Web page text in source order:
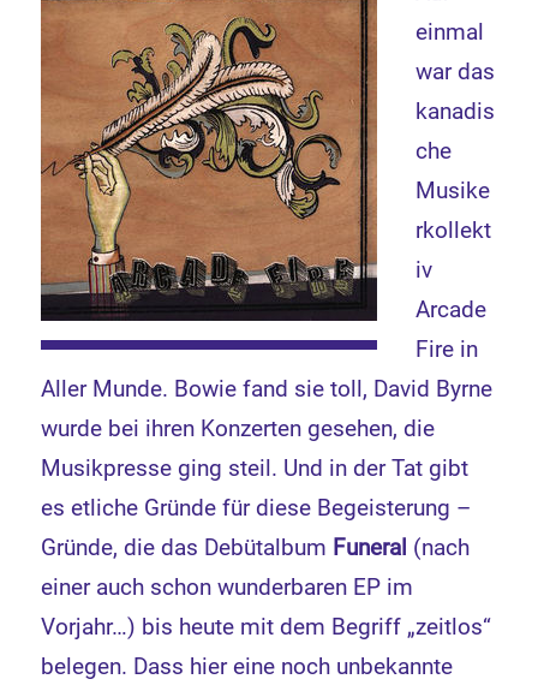
einmal
war das
kanadis
che
Musike
rkollekt
iv
Arcade
Fire in
Aller Munde. Bowie fand sie toll, David Byrne
wurde bei ihren Konzerten gesehen, die
Musikpresse ging steil. Und in der Tat gibt
es etliche Gründe für diese Begeisterung –
Gründe, die das Debütalbum Funeral (nach
einer auch schon wunderbaren EP im
Vorjahr…) bis heute mit dem Begriff „zeitlos“
belegen. Dass hier eine noch unbekannte